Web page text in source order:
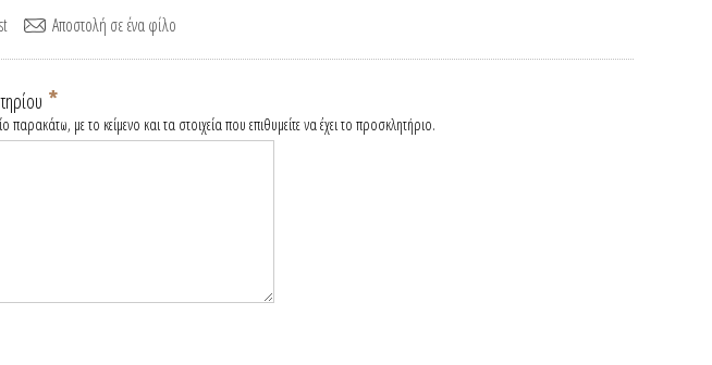
*
παρακάτω, με το κείμενο και τα στοιχεία που επιθυμείτε να έχει το προσκλητήριο.